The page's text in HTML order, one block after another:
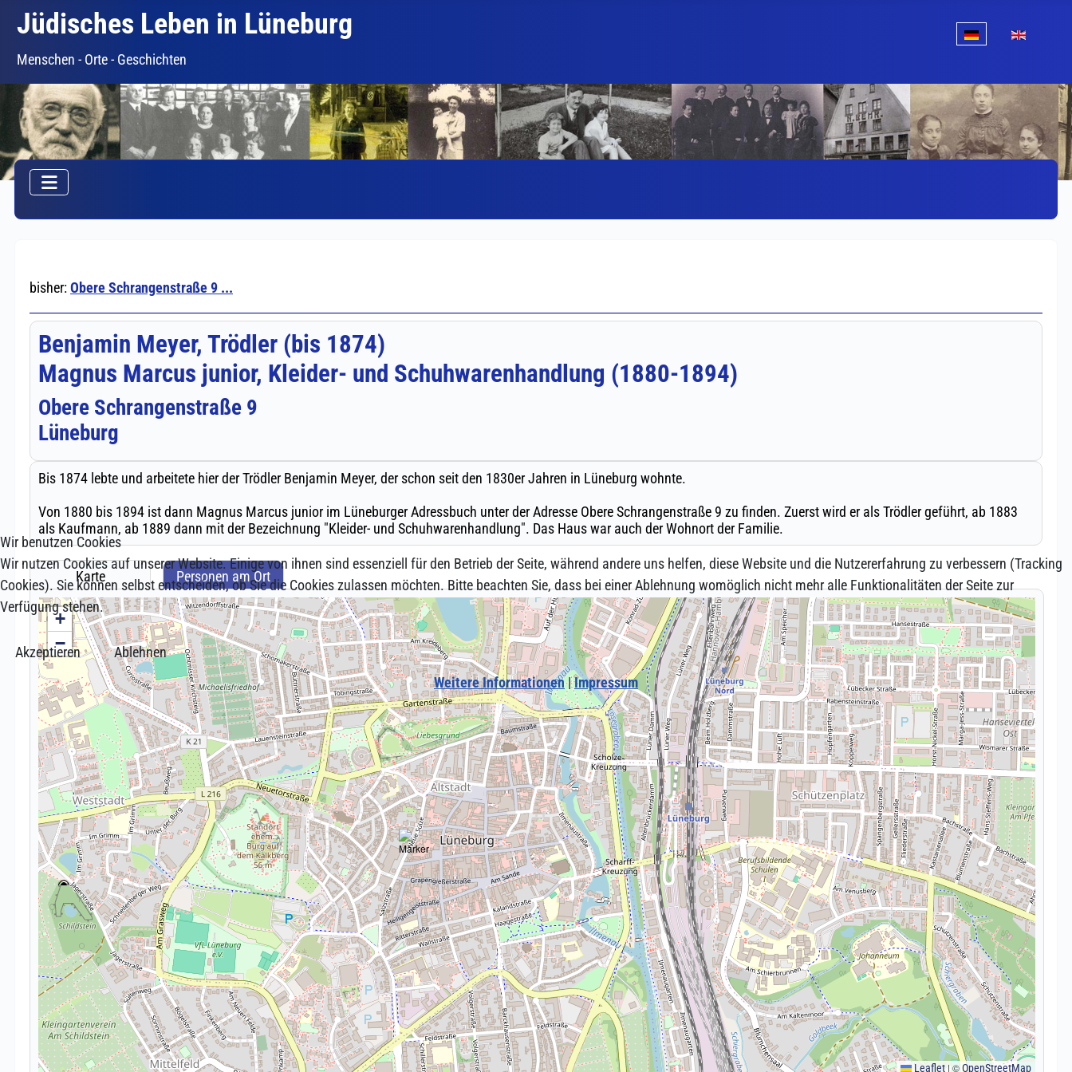
Jüdisches Leben in Lüneburg
Menschen - Orte - Geschichten
Wir benutzen Cookies
Wir nutzen Cookies auf unserer Website. Einige von ihnen sind essenziell für den Betrieb der Seite, während andere uns helfen, diese Website und die Nutzererfahrung zu verbessern (Tracking
Cookies). Sie können selbst entscheiden, ob Sie die Cookies zulassen möchten. Bitte beachten Sie, dass bei einer Ablehnung womöglich nicht mehr alle Funktionalitäten der Seite zur
Verfügung stehen.
Akzeptieren
Ablehnen
Weitere Informationen|Impressum